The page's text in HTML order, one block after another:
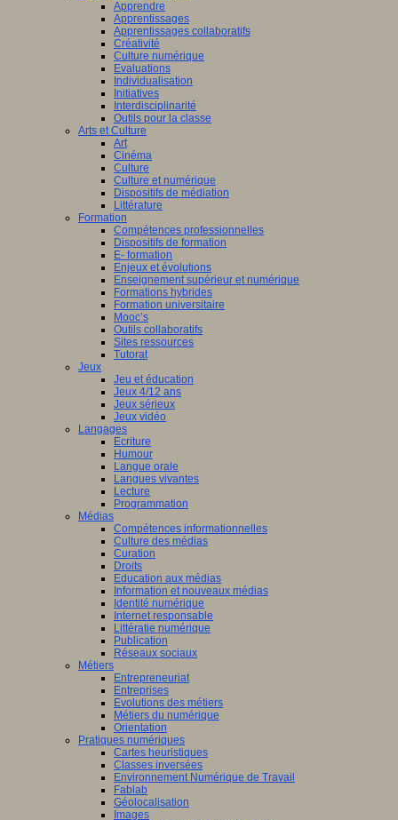
Apprendre
Apprentissages
Apprentissages collaboratifs
Créativité
Culture numérique
Evaluations
Individualisation
Initiatives
Interdisciplinarité
Outils pour la classe
Arts et Culture
Art
Cinéma
Culture
Culture et numérique
Dispositifs de médiation
Littérature
Formation
Compétences professionnelles
Dispositifs de formation
E- formation
Enjeux et évolutions
Enseignement supérieur et numérique
Formations hybrides
Formation universitaire
Mooc’s
Outils collaboratifs
Sites ressources
Tutorat
Jeux
Jeu et éducation
Jeux 4/12 ans
Jeux sérieux
Jeux vidéo
Langages
Ecriture
Humour
Langue orale
Langues vivantes
Lecture
Programmation
Médias
Compétences informationnelles
Culture des médias
Curation
Droits
Education aux médias
Information et nouveaux médias
Identité numérique
Internet responsable
Littératie numérique
Publication
Réseaux sociaux
Métiers
Entrepreneuriat
Entreprises
Evolutions des métiers
Métiers du numérique
Orientation
Pratiques numériques
Cartes heuristiques
Classes inversées
Environnement Numérique de Travail
Fablab
Géolocalisation
Images